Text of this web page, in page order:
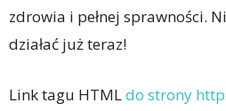
zdrowia i pełnej sprawności.
działać już teraz!
Link tagu HTMLdo strony